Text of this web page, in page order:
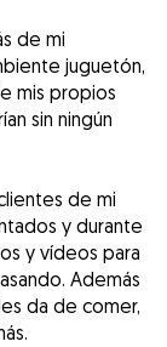
de mi
juguetón,
mis propios
sin ningún
de mi
y durante
y vídeos para
Además
da de comer,